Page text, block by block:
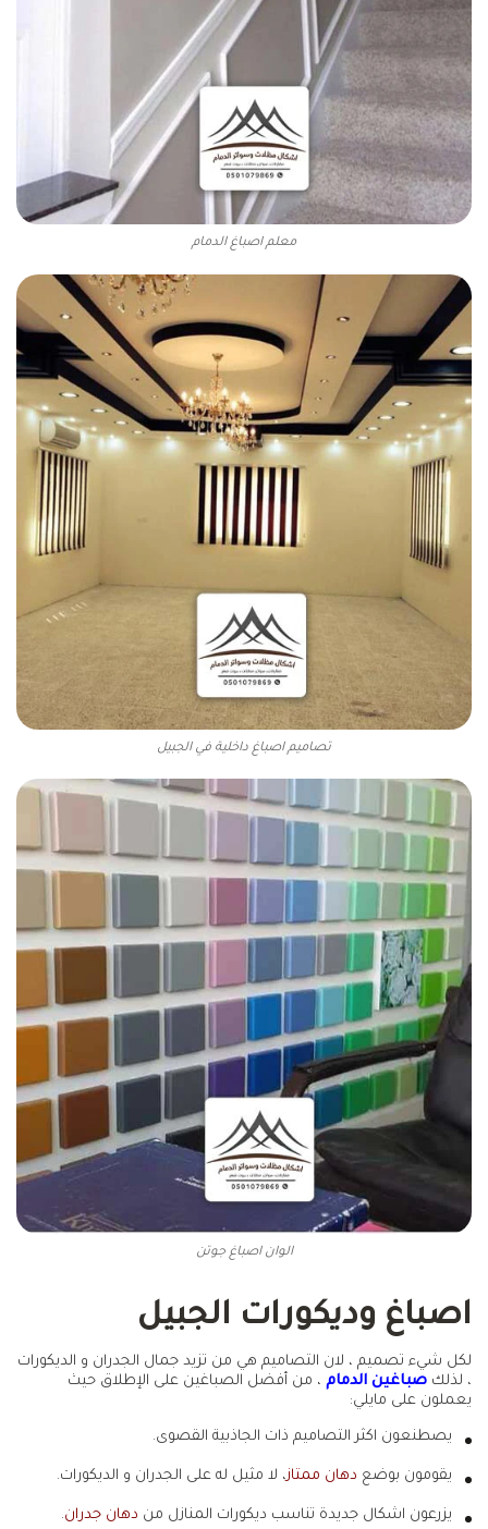
معلم اصباغ الدمام
تصاميم اصباغ داخلية في الجبيل
الوان اصباغ جوتن
اصباغ وديكورات الجبيل
لكل شيء تصميم ، لان التصاميم هي من تزيد جمال الجدران و الديكورات
، لذلك صباغين الدمام ، من أفضل الصباغين على الإطلاق حيث
يعملون على مايلي:
يصطنعون اكثر التصاميم ذات الجاذبية القصوى.
يقومون بوضع دهان ممتاز، لا مثيل له على الجدران و الديكورات.
يزرعون اشكال جديدة تناسب ديكورات المنازل من دهان جدران.